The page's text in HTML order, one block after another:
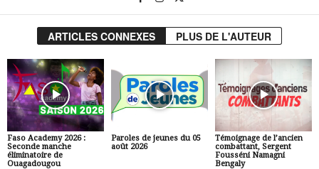
ARTICLES CONNEXES PLUS DE L'AUTEUR
Faso Academy 2026 :
Seconde manche
éliminatoire de
Ouagadougou
Paroles de jeunes du 05
août 2026
Témoignage de l’ancien
combattant, Sergent
Fousséni Namagni
Bengaly